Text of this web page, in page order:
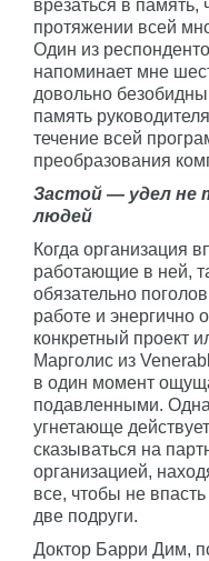
врезаться в память,
протяжении всей
Один из
напоминает мне
довольно
память
течение всей
преобразования
Застой — удел не
людей
Когда организация
работающие в ней,
обязательно
работе и энергично
конкретный проект
Марголис из
в один момент
подавленными.
угнетающе
сказываться на
организацией,
все, чтобы не
две подруги.
Доктор Барри Дим,